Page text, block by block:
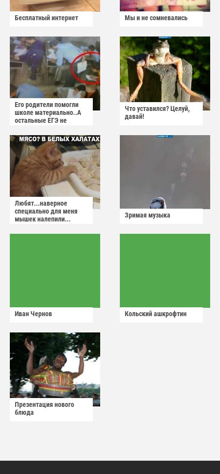
Бесплатный интернет Мы и не сомневались
Его родители помогли
школе материально..А
остальные ЕГЭ не
Что уставился? Целуй,
давай!
Любят...наверное
специально для меня
мышек налепили...
Зримая музыка
Иван Чернов Кольский ашкрофтин
Презентация нового
блюда